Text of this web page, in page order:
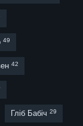
49
42
Гліб Бабіч 29